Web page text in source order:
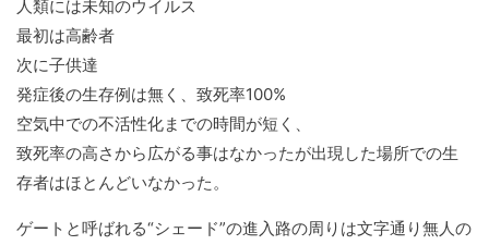
人類には未知のウイルス
最初は高齢者
次に子供達
発症後の生存例は無く、致死率100%
空気中での不活性化までの時間が短く、
致死率の高さから広がる事はなかったが出現した場所での生
存者はほとんどいなかった。
ゲートと呼ばれる“シェード”の進入路の周りは文字通り無人の